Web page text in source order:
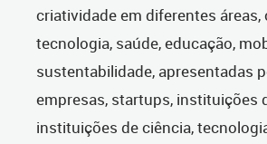
criatividade em diferentes áreas,
tecnologia, saúde, educação,
sustentabilidade, apresentadas
empresas, startups, instituições
instituições de ciência,